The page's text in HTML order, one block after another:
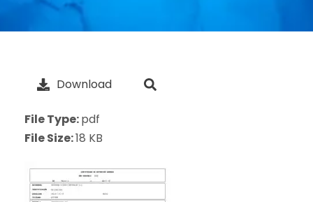
Download
File Type:pdf
File Size:18 KB